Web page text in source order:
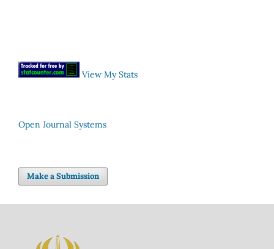
View My Stats
Open Journal Systems
Make a Submission